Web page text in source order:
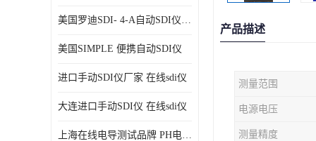
美国罗迪SDI- 4-A自动SDI仪在线分析仪污染指数仪
美国SIMPLE 便携自动SDI仪
进口手动SDI仪厂家 在线sdi仪
大连进口手动SDI仪 在线sdi仪
上海在线电导测试品牌 PH电导测试仪
产品描述
测量范围
电源电压
测量精度